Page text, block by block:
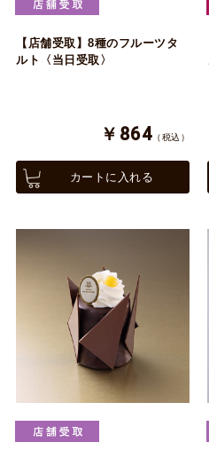
【店舗受取】8種のフルーツタ
ルト〈当日受取〉
￥864 （税込）
カートに入れる